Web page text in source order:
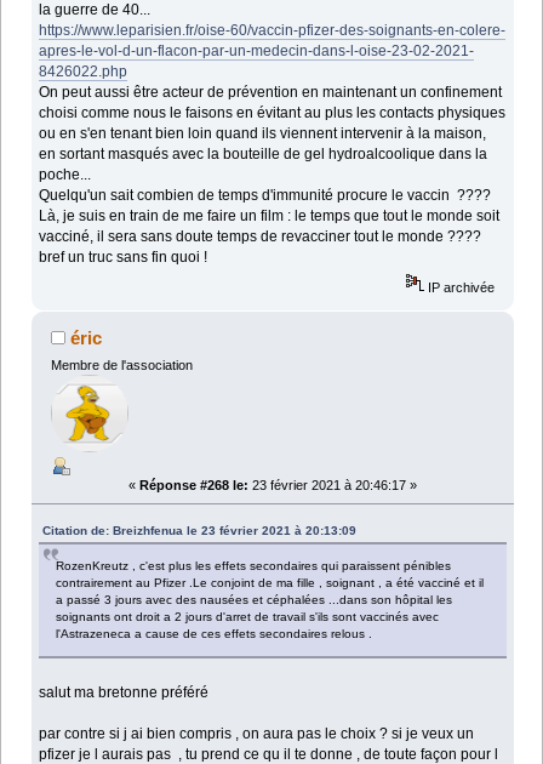
la guerre de 40...
https://www.leparisien.fr/oise-60/vaccin-pfizer-des-soignants-en-colere-
apres-le-vol-d-un-flacon-par-un-medecin-dans-l-oise-23-02-2021-
8426022.php
On peut aussi être acteur de prévention en maintenant un confinement
choisi comme nous le faisons en évitant au plus les contacts physiques
ou en s'en tenant bien loin quand ils viennent intervenir à la maison,
en sortant masqués avec la bouteille de gel hydroalcoolique dans la
poche...
Quelqu'un sait combien de temps d'immunité procure le vaccin ????
Là, je suis en train de me faire un film : le temps que tout le monde soit
vacciné, il sera sans doute temps de revacciner tout le monde ????
bref un truc sans fin quoi !
IP archivée
éric
Membre de l'association
« Réponse #268 le: 23 février 2021 à 20:46:17 »
Citation de: Breizhfenua le 23 février 2021 à 20:13:09
RozenKreutz , c'est plus les effets secondaires qui paraissent pénibles
contrairement au Pfizer .Le conjoint de ma fille , soignant , a été vacciné et il
a passé 3 jours avec des nausées et céphalées ...dans son hôpital les
soignants ont droit a 2 jours d'arret de travail s'ils sont vaccinés avec
l'Astrazeneca a cause de ces effets secondaires relous .
salut ma bretonne préféré
par contre si j ai bien compris , on aura pas le choix ? si je veux un
pfizer je l aurais pas , tu prend ce qu il te donne , de toute façon pour l